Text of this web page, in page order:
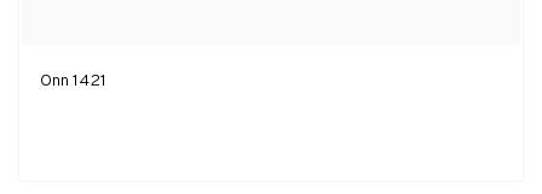
Onn 1421